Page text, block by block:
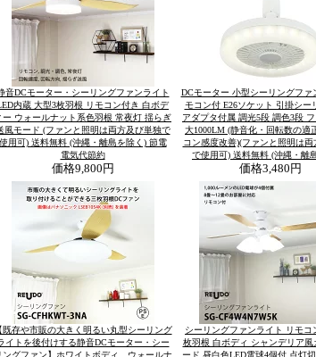
音DCモーター・シーリングファンライト
内蔵 大型3枚羽根 リモコン付き 白ボデ
ー ウォールナット系色羽根 常夜灯 揺らぎ
風モード (ファンと照明は両方及び単独で
用可) 送料無料 (沖縄・離島を除く) 節電
電気代節約
価格9,800円
DCモーター 小型シーリングファ
モコン付 E26ソケット 引掛シー
アダプタ付属 調光5段 調色3段
大1000LM (静音化・回転数の適
コン感度改善)(ファンと照明は両
で使用可) 送料無料 (沖縄・離
価格3,480円
既存や市販の大きく明るい丸型シーリング
イトを後付けする静音DCモーター・シー
ングファン】ホワイトボディ ウォールナ
シーリングファンライト リモコ
枚羽根 白ボディ シャンデリア風
ード 昼白色LED電球4個付 点灯